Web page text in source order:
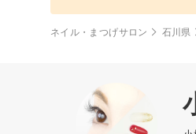
ネイル・まつげサロン 石川県